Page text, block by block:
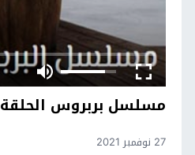
مسلسل بربروس الحلقة 10 مترجم
27 نوفمبر 2021